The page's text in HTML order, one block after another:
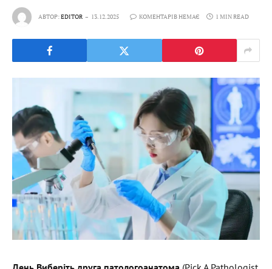
АВТОР:EDITOR 13.12.2025 КОМЕНТАРІВ НЕМАЄ 1 MIN READ